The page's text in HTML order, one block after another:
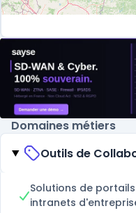
Domaines métiers
Outils de
Solutions de
intranets